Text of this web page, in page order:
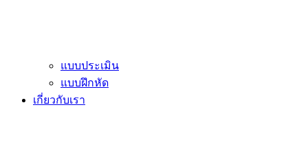
แบบประเมิน
แบบฝึกหัด
เกี่ยวกับเรา